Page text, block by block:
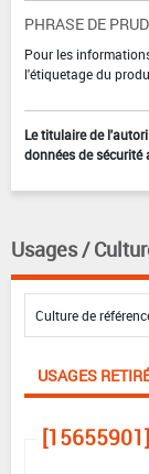
PHRASE DE
Pour les
l'étiquetage du
Le titulaire de
données de sécurité
Usages /
USAGES
[15655901]